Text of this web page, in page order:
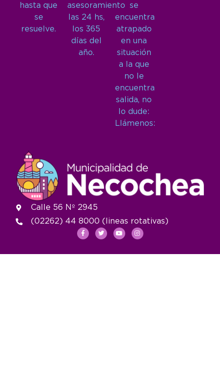
hasta que
se
resuelve.
asesoramiento
las 24 hs,
los 365
días del
año.
se
encuentra
atrapado
en una
situación
a la que
no le
encuentra
salida, no
lo dude:
Llámenos:
Calle 56 Nº 2945
(02262) 44 8000 (lineas rotativas)